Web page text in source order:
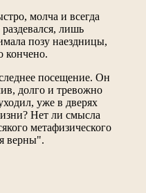
молча и всегда
лишь
позу наездницы,
кончено.
посещение. Он
долго и тревожно
уже в дверях
Нет ли смысла
метафизического
верны".